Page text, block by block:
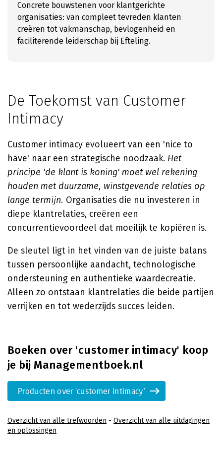
Concrete bouwstenen voor klantgerichte
organisaties: van compleet tevreden klanten
creëren tot vakmanschap, bevlogenheid en
faciliterende leiderschap bij Efteling.
De Toekomst van Customer
Intimacy
Customer intimacy evolueert van een 'nice to
have' naar een strategische noodzaak. Het
principe 'de klant is koning' moet wel rekening
houden met duurzame, winstgevende relaties op
lange termijn. Organisaties die nu investeren in
diepe klantrelaties, creëren een
concurrentievoordeel dat moeilijk te kopiëren is.
De sleutel ligt in het vinden van de juiste balans
tussen persoonlijke aandacht, technologische
ondersteuning en authentieke waardecreatie.
Alleen zo ontstaan klantrelaties die beide partijen
verrijken en tot wederzijds succes leiden.
Boeken over 'customer intimacy' koop
je bij Managementboek.nl
Producten over 'customer intimacy'
Overzicht van alle trefwoorden - Overzicht van alle uitdagingen
en oplossingen